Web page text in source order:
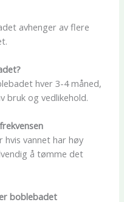
avhenger av flere
hver 3-4 måned,
bruk og vedlikehold.
hvis vannet har høy
å tømme det
boblebadet